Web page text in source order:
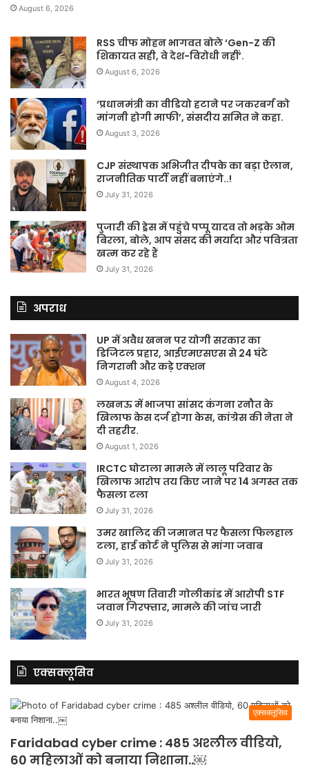
August 6, 2026
RSS चीफ मोहन भागवत बोले ‘Gen-Z की
शिकायत सही, वे देश-विरोधी नहीं’.
August 6, 2026
‘प्रधानमंत्री का वीडियो हटाने पर जकरबर्ग को
मांगनी होगी माफी’, संसदीय समित ने कहा.
August 3, 2026
CJP संस्थापक अभिजीत दीपके का बड़ा ऐलान,
राजनीतिक पार्टी नहीं बनाएंगे..!
July 31, 2026
पुजारी की ड्रेस में पहुंचे पप्पू यादव तो भड़के ओम
बिरला, बोले, आप संसद की मर्यादा और पवित्रता
खत्म कर रहे हैं
July 31, 2026
अपराध
UP में अवैध खनन पर योगी सरकार का
डिजिटल प्रहार, आईएमएसएस से 24 घंटे
निगरानी और कड़े एक्शन
August 4, 2026
लखनऊ में भाजपा सांसद कंगना रनौत के
खिलाफ केस दर्ज होगा केस, कांग्रेस की नेता ने
दी तहरीर.
August 1, 2026
IRCTC घोटाला मामले में लालू परिवार के
खिलाफ आरोप तय किए जाने पर 14 अगस्त तक
फैसला टला
July 31, 2026
उमर खालिद की जमानत पर फैसला फिलहाल
टला, हाई कोर्ट ने पुलिस से मांगा जवाब
July 31, 2026
भारत भूषण तिवारी गोलीकांड में आरोपी STF
जवान गिरफ्तार, मामले की जांच जारी
July 31, 2026
एक्सक्लूसिव
एक्सक्लूसिव
Faridabad cyber crime : 485 अश्लील वीडियो,
60 महिलाओं को बनाया निशाना..￼